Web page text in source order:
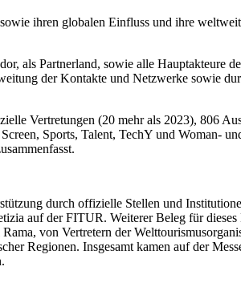
ihren globalen Einfluss und ihre
als Partnerland, sowie alle Hauptakteure
der Kontakte und Netzwerke sowie
Vertretungen (20 mehr als 2023), 806
Sports, Talent, TechY und Woman-
durch offizielle Stellen und
auf der FITUR. Weiterer Beleg für dieses
von Vertretern der
Regionen. Insgesamt kamen auf der